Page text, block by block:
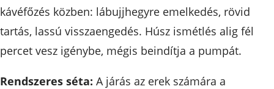
kávéfőzés közben: lábujjhegyre emelkedés, rövid
tartás, lassú visszaengedés. Húsz ismétlés alig fél
percet vesz igénybe, mégis beindítja a pumpát.
Rendszeres séta: A járás az erek számára a